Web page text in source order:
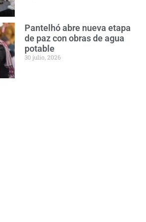
Pantelhó abre nueva etapa
de paz con obras de agua
potable
30 julio, 2026